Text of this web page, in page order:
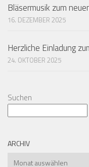
Bläsermusik zum
16. DEZEMBER 2025
Herzliche Einladung
24. OKTOBER 2025
Suchen
ARCHIV
Archiv